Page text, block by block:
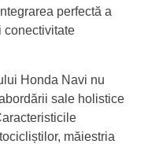
perfectă a
conectivitate
Honda Navi nu
sale holistice
măiestria